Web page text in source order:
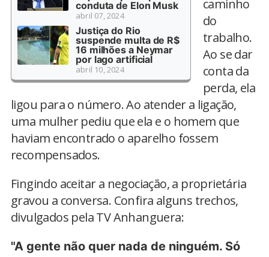
conduta de Elon Musk
abril 07, 2024
Justiça do Rio
suspende multa de R$
16 milhões a Neymar
por lago artificial
abril 10, 2024
caminho
do
trabalho.
Ao se dar
conta da
perda, ela
ligou para o número. Ao atender a ligação,
uma mulher pediu que ela e o homem que
haviam encontrado o aparelho fossem
recompensados.
Fingindo aceitar a negociação, a proprietária
gravou a conversa. Confira alguns trechos,
divulgados pela TV Anhanguera:
"A gente não quer nada de ninguém. Só